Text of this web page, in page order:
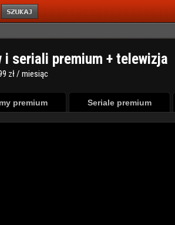
i seriali premium + telewizja
zł / miesiąc
premium Seriale premium